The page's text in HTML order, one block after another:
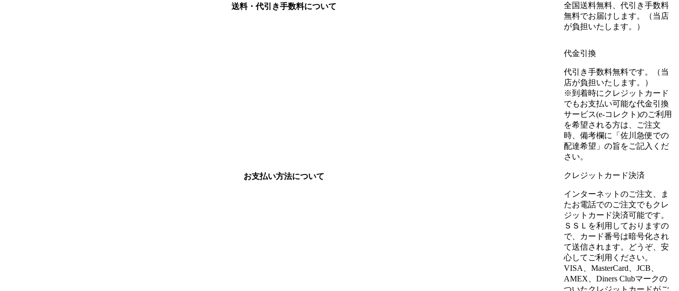
送料・代引き手数料について
全国送料無料、代引き手数料
無料でお届けします。（当店
が負担いたします。）
お支払い方法について
代金引換
代引き手数料無料です。（当
店が負担いたします。）
※到着時にクレジットカード
でもお支払い可能な代金引換
サービス(e-コレクト)のご利用
を希望される方は、ご注文
時、備考欄に「佐川急便での
配達希望」の旨をご記入くだ
さい。
クレジットカード決済
インターネットのご注文、ま
たお電話でのご注文でもクレ
ジットカード決済可能です。
ＳＳＬを利用しておりますの
で、カード番号は暗号化され
て送信されます。どうぞ、安
心してご利用ください。
VISA、MasterCard、JCB、
AMEX、Diners Clubマークの
ついたクレジットカードがご